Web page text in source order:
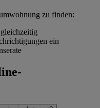
zu finden:
ein